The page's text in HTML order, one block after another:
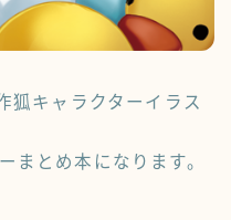
狐キャラクターイラス
まとめ本になります。